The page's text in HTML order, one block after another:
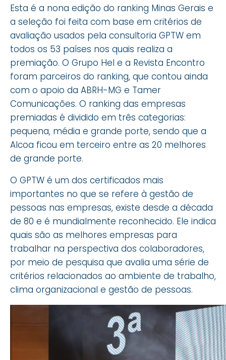
Esta é a nona edição do ranking Minas Gerais e
a seleção foi feita com base em critérios de
avaliação usados pela consultoria GPTW em
todos os 53 países nos quais realiza a
premiação. O Grupo Hel e a Revista Encontro
foram parceiros do ranking, que contou ainda
com o apoio da ABRH-MG e Tamer
Comunicações. O ranking das empresas
premiadas é dividido em três categorias:
pequena, média e grande porte, sendo que a
Alcoa ficou em terceiro entre as 20 melhores
de grande porte.
O GPTW é um dos certificados mais
importantes no que se refere à gestão de
pessoas nas empresas, existe desde a década
de 80 e é mundialmente reconhecido. Ele indica
quais são as melhores empresas para
trabalhar na perspectiva dos colaboradores,
por meio de pesquisa que avalia uma série de
critérios relacionados ao ambiente de trabalho,
clima organizacional e gestão de pessoas.